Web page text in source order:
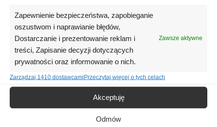
Zapewnienie bezpieczeństwa, zapobieganie
oszustwom i naprawianie błędów,
Dostarczanie i prezentowanie reklam i
treści, Zapisanie decyzji dotyczących
prywatności oraz informowanie o nich.
Zawsze aktywne
Zarządzaj 1410 dostawcamiPrzeczytaj więcej o tych celach
Akceptuję
Odmów
Po pełnym utwardzeniu piany należy zabezpieczyć ją przed
działaniem promieni UV za pomocą nieprzezroczystego
uszczelniacza, farby lub innego materiału.
klej powinien być chroniony przed działaniem
Warunki stosowania
Temperatura stosowania wynosi od -5°C do +30°C
Powierzchnie muszą być czyste od kurzu, luźnych cząstek i oleju